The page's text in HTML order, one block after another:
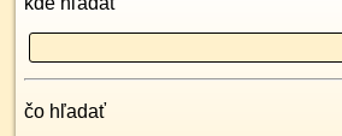
čo hľadať